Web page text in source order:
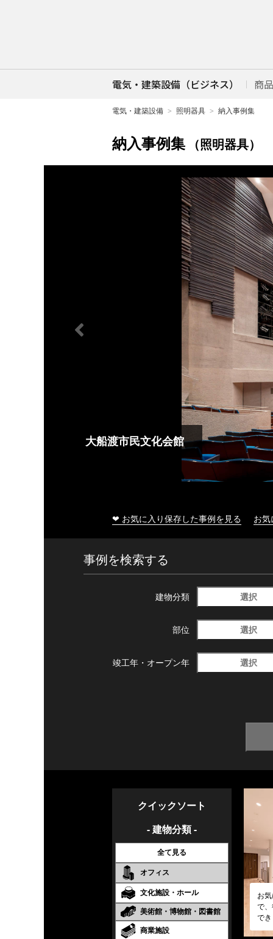
電気・建築設備（ビジネス） 商
電気・建築設備 照明器具 納入事例集
納入事例集 （照明器具）
大船渡市民文化会館
❤ お気に入り保存した事例を見る お
事例を検索する
建物分類 選択
部位 選択
竣工年・ オープン年 選択
クイックソート
- 建物分類 -
全て見る
オフィス
文化施設・ホール
美術館・博物館・図書館
商業施設
お
で
で